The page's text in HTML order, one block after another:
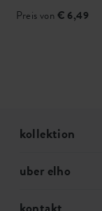
Preis von € 6,49
kollektion
uber elho